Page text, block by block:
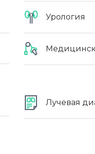
Урология
Лучевая